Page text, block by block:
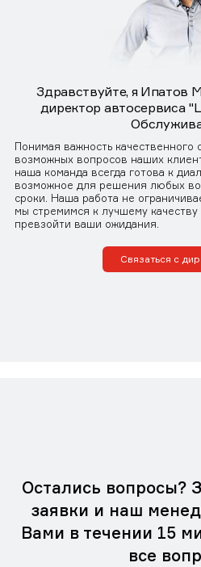
Здравствуйте, я Ипатов
директор автосервиса
Понимая важность
возможных вопросов наших
наша команда всегда готова к
возможное для решения любых
сроки. Наша работа не
мы стремимся к лучшему
превзойти ваши ожидания.
Связаться с
Остались вопросы?
заявки и наш
Вами в течении 15
все